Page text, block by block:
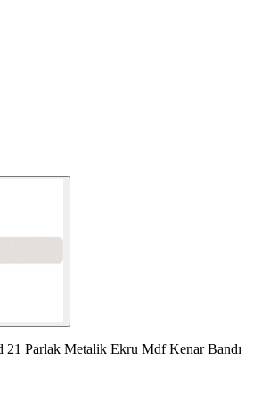
21 Parlak Metalik Ekru Mdf Kenar Bandı